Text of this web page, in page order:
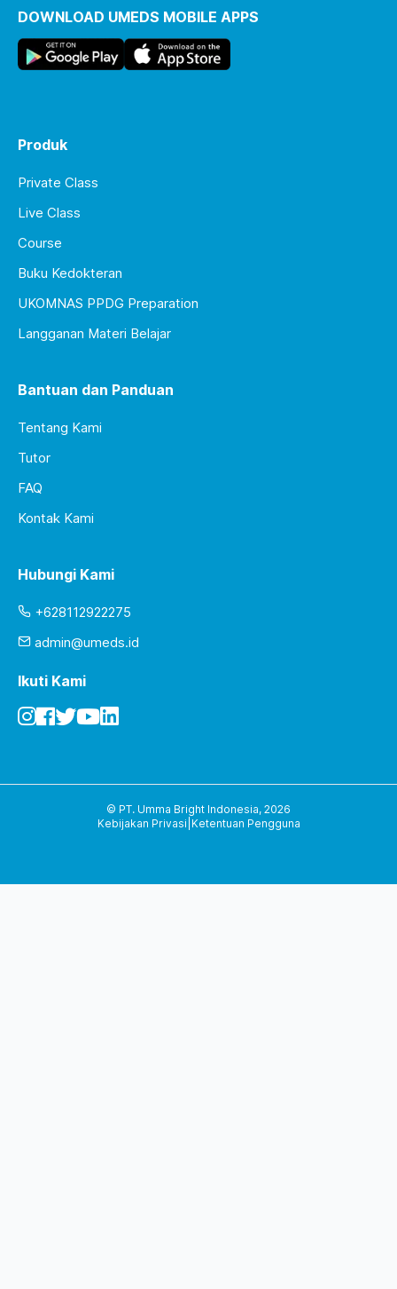
DOWNLOAD UMEDS MOBILE APPS
Produk
Private Class
Live Class
Course
Buku Kedokteran
UKOMNAS PPDG Preparation
Langganan Materi Belajar
Bantuan dan Panduan
Tentang Kami
Tutor
FAQ
Kontak Kami
Hubungi Kami
+628112922275
admin@umeds.id
Ikuti Kami
© PT. Umma Bright Indonesia, 2026
Kebijakan Privasi Ketentuan Pengguna